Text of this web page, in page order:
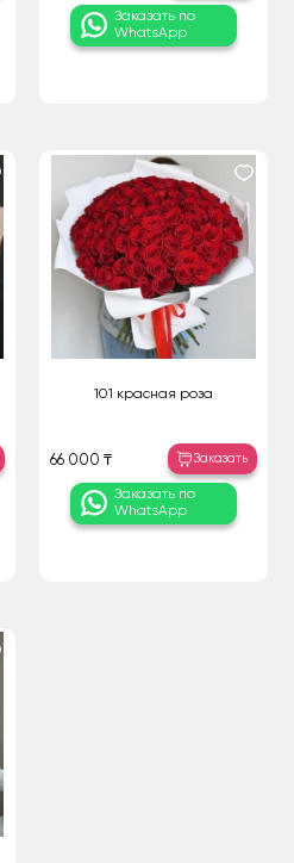
Заказать по
WhatsApp
101 красная роза
66 000 ₸ Заказать
Заказать по
WhatsApp